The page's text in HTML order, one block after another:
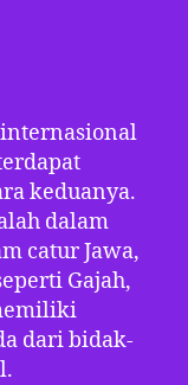
keduanya.
dalam
catur Jawa,
Gajah,
dari bidak-